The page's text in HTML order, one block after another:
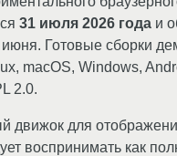
31 июля 2026 года и
Готовые сборки
macOS, Windows,
2.0.
движок для
воспринимать как